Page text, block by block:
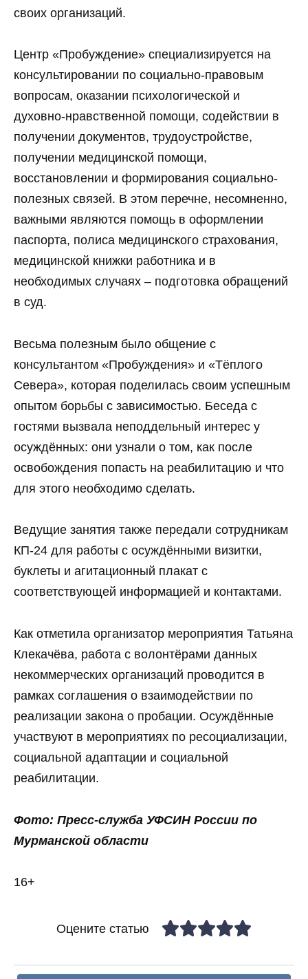
своих организаций.
Центр «Пробуждение» специализируется на
консультировании по социально-правовым
вопросам, оказании психологической и
духовно-нравственной помощи, содействии в
получении документов, трудоустройстве,
получении медицинской помощи,
восстановлении и формирования социально-
полезных связей. В этом перечне, несомненно,
важными являются помощь в оформлении
паспорта, полиса медицинского страхования,
медицинской книжки работника и в
необходимых случаях – подготовка обращений
в суд.
Весьма полезным было общение с
консультантом «Пробуждения» и «Тёплого
Севера», которая поделилась своим успешным
опытом борьбы с зависимостью. Беседа с
гостями вызвала неподдельный интерес у
осуждённых: они узнали о том, как после
освобождения попасть на реабилитацию и что
для этого необходимо сделать.
Ведущие занятия также передали сотрудникам
КП-24 для работы с осуждёнными визитки,
буклеты и агитационный плакат с
соответствующей информацией и контактами.
Как отметила организатор мероприятия Татьяна
Клекачёва, работа с волонтёрами данных
некоммерческих организаций проводится в
рамках соглашения о взаимодействии по
реализации закона о пробации. Осуждённые
участвуют в мероприятиях по ресоциализации,
социальной адаптации и социальной
реабилитации.
Фото: Пресс-служба УФСИН России по
Мурманской области
16+
Оцените статью